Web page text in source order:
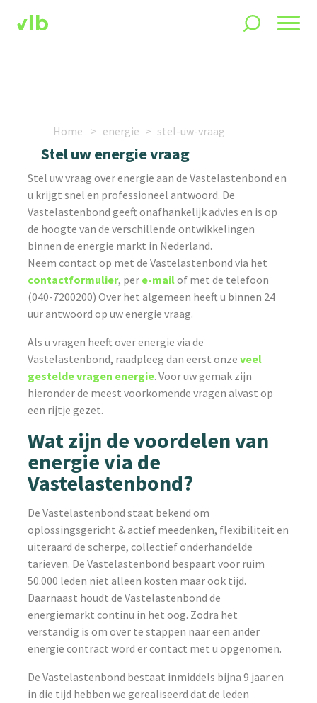
Home energie stel-uw-vraag
Stel uw energie vraag
Stel uw vraag over energie aan de Vastelastenbond en
u krijgt snel en professioneel antwoord. De
Vastelastenbond geeft onafhankelijk advies en is op
de hoogte van de verschillende ontwikkelingen
binnen de energie markt in Nederland.
Neem contact op met de Vastelastenbond via het
contactformulier, per e-mailof met de telefoon
(040-7200200) Over het algemeen heeft u binnen 24
uur antwoord op uw energie vraag.
Als u vragen heeft over energie via de
Vastelastenbond, raadpleeg dan eerst onzeveel
gestelde vragen energie. Voor uw gemak zijn
hieronder de meest voorkomende vragen alvast op
een rijtje gezet.
Wat zijn de voordelen van
energie via de
Vastelastenbond?
De Vastelastenbond staat bekend om
oplossingsgericht & actief meedenken, flexibiliteit en
uiteraard de scherpe, collectief onderhandelde
tarieven. De Vastelastenbond bespaart voor ruim
50.000 leden niet alleen kosten maar ook tijd.
Daarnaast houdt de Vastelastenbond de
energiemarkt continu in het oog. Zodra het
verstandig is om over te stappen naar een ander
energie contract word er contact met u opgenomen.
De Vastelastenbond bestaat inmiddels bijna 9 jaar en
in die tijd hebben we gerealiseerd dat de leden